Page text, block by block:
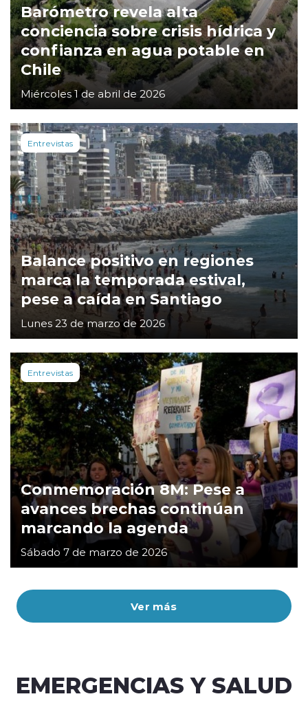
Ver más
Barómetro revela alta
conciencia sobre crisis hídrica y
confianza en agua potable en
Chile
Miércoles 1 de abril de 2026
Entrevistas
Balance positivo en regiones
marca la temporada estival,
pese a caída en Santiago
Lunes 23 de marzo de 2026
Entrevistas
Conmemoración 8M: Pese a
avances brechas continúan
marcando la agenda
Sábado 7 de marzo de 2026
EMERGENCIAS Y SALUD